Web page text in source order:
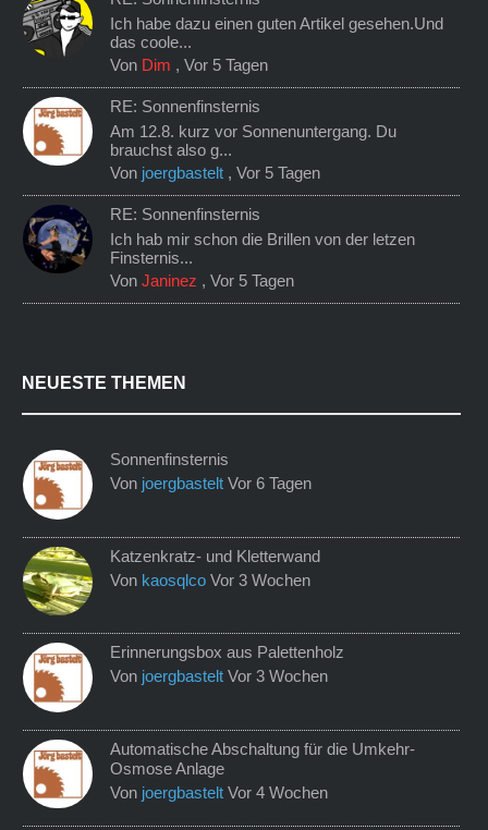
Ich habe dazu einen guten Artikel gesehen.Und
das coole...
Von Dim ,Vor 5 Tagen
RE: Sonnenfinsternis
Am 12.8. kurz vor Sonnenuntergang. Du
brauchst also g...
Von joergbastelt ,Vor 5 Tagen
RE: Sonnenfinsternis
Ich hab mir schon die Brillen von der letzen
Finsternis...
VonJaninez ,Vor 5 Tagen
NEUESTE THEMEN
Sonnenfinsternis
Von joergbastelt Vor 6 Tagen
Katzenkratz- und Kletterwand
Von kaosqlco Vor 3 Wochen
Erinnerungsbox aus Palettenholz
Von joergbastelt Vor 3 Wochen
Automatische Abschaltung für die Umkehr-
Osmose Anlage
Von joergbastelt Vor 4 Wochen